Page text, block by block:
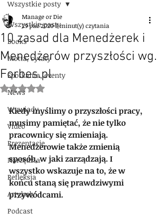
Wszystkie posty
Books
Motta, cytaty
Spotkania, eventy
News
Wywiady
Video
Prezentacje
Narzędzia
Refleksja
Artykuły
Podcast
Wszystkie posty
10 zasad dla Menedżerek i
Menedżerów przyszłości wg.
Forbes.pl
Manage or Die
29 paź 20203 minut(y) czytania
Oceniono na NaN z 5 gwiazdek.
Kiedy myślimy o przyszłości pracy,
musimy pamiętać, że nie tylko
pracownicy się zmieniają.
Menedżerowie także zmienią
sposób, w jaki zarządzają. I
wszystko wskazuje na to, że w
końcu staną się prawdziwymi
przywódcami.